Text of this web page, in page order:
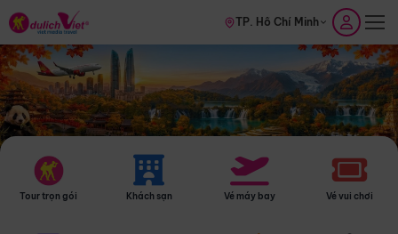
TP. Hồ Chí Minh
Tour trọn gói Khách sạn Vé máy bay Vé vui chơi